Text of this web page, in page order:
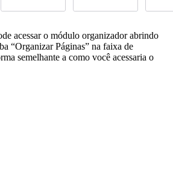
acessar o módulo organizador abrindo
“Organizar Páginas” na faixa de
semelhante a como você acessaria o